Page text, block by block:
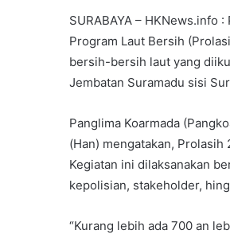
SURABAYA – HKNews.info
Program Laut Bersih
bersih-bersih laut yang
Jembatan Suramadu sisi
Panglima Koarmada
(Han) mengatakan, Prolasih
Kegiatan ini dilaksanakan
kepolisian, stakeholder,
“Kurang lebih ada 700 an